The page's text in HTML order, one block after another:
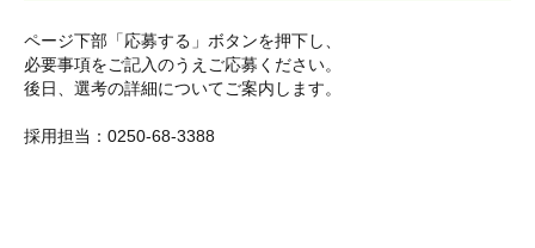
ページ下部「応募する」ボタンを押下し、
必要事項をご記入のうえご応募ください。
後日、選考の詳細についてご案内します。
採用担当：0250-68-3388